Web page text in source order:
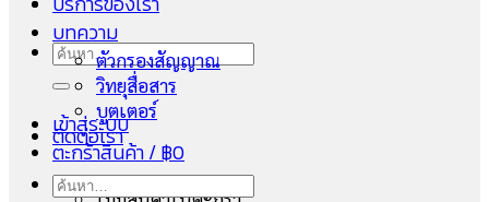
ค้นหา:
เข้าสู่ระบบ
ตะกร้าสินค้า /฿0
บทความ
ตัวกรองสัญญาณ
วิทยุสื่อสาร
บูตเตอร์
ติดต่อเรา
ค้นหา: